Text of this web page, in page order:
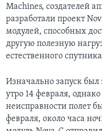
Machines, создателей
разработали проект
модулей, способных
другую полезную
естественного
Изначально запуск
утро 14 февраля,
неисправности полет
февраля, около часа